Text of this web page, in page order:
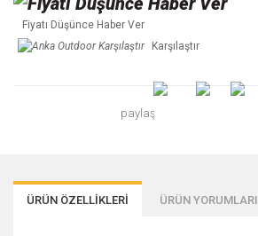
Fiyatı Düşünce Haber Ver
Karşılaştır
paylaş
ÜRÜN ÖZELLİKLERİ ÜRÜN YORUMLARI